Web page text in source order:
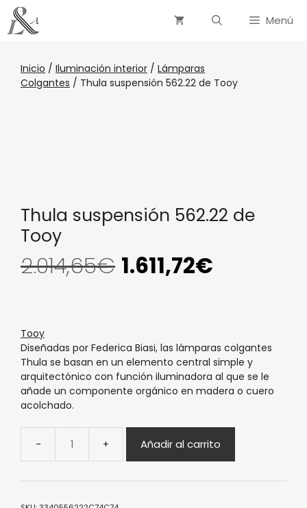
Menú
Inicio / Iluminación interior / Lámparas
Colgantes / Thula suspensión 562.22 de Tooy
Thula suspensión 562.22 de
Tooy
2.014,65€ 1.611,72€
Tooy
Diseñadas por Federica Biasi, las lámparas colgantes
Thula se basan en un elemento central simple y
arquitectónico con función iluminadora al que se le
añade un componente orgánico en madera o cuero
acolchado.
Añadir al carrito